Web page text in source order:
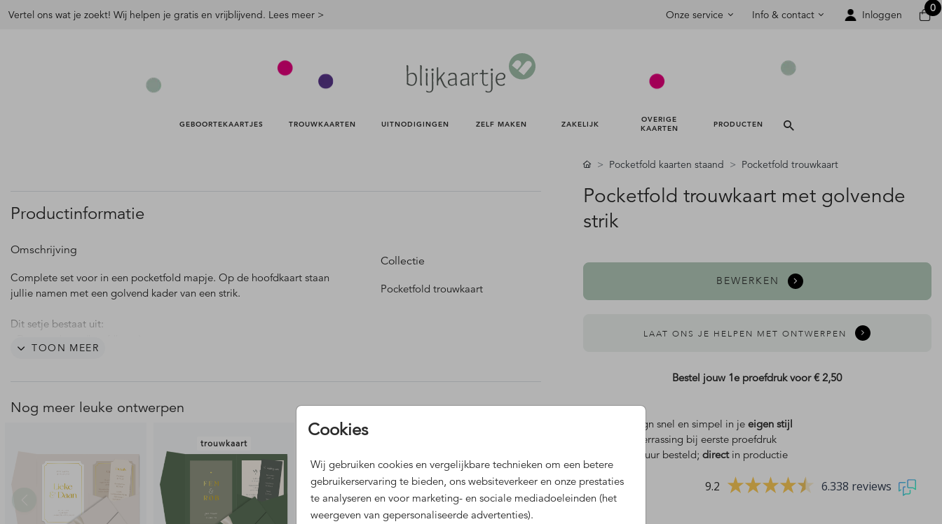
Vertel ons wat je zoekt! Wij helpen je gratis en vrijblijvend. Lees meer > Onze service Info & contact Inloggen
0
GEBOORTEKAARTJES TROUWKAARTEN UITNODIGINGEN ZELF MAKEN ZAKELIJK
OVERIGE
KAARTEN
PRODUCTEN
Cookies
Wij gebruiken cookies en vergelijkbare technieken om een betere
gebruikerservaring te bieden, ons websiteverkeer en onze prestaties
te analyseren en voor marketing- en sociale mediadoeleinden (het
weergeven van gepersonaliseerde advertenties).
Productinformatie
Omschrijving
Complete set voor in een pocketfold mapje. Op de hoofdkaart staan
jullie namen met een golvend kader van een strik.
Dit setje bestaat uit:
- Een informatiekaartje
Bevestig het ronde labeltje met een touwtje
pocketfold mapje.
De envelop maat passend bij deze pocketfold is 22 x 15,6 cm.
Ook leuk: gebruik deze kaarten als een setje labelkaarten.
TOON MEER
Collectie
Pocketfold trouwkaart
Nog meer leuke ontwerpen
trouwkaart
Pocketfold kaarten staand Pocketfold trouwkaart
Pocketfold trouwkaart met golvende
strik
BEWERKEN
LAAT ONS JE HELPEN MET ONTWERPEN
Bestel jouw 1e proefdruk voor€ 2,50
Dit design snel en simpel in je eigen stijl
verrassing bij eerste proefdruk
Voor 18 uur besteld; directin productie
9.2 6.338 reviews